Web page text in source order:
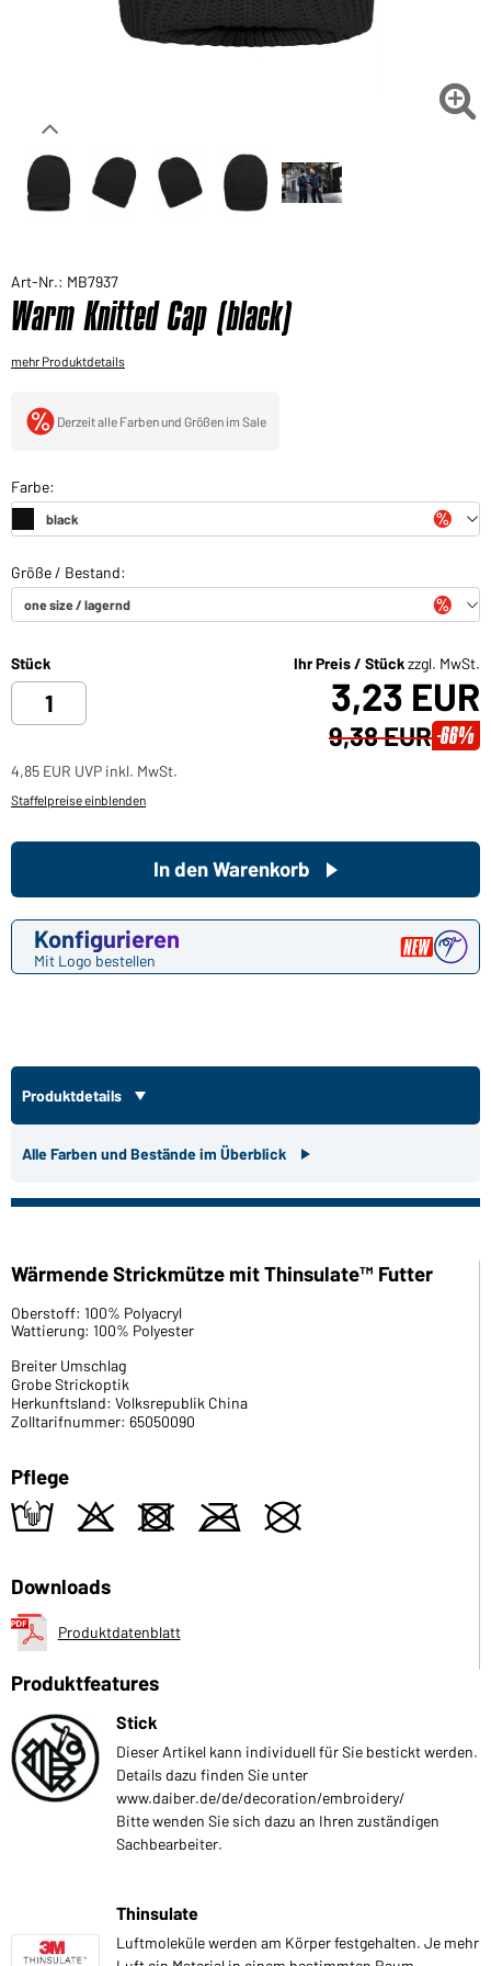
Sie möchten gerne für Ihren privaten Bedarf

Art-Nr.: MB7937
Warm Knitted Cap (black)
mehr Produktdetails
Derzeit alle Farben und Größen im Sale
Stück Ihr Preis / Stückzzgl. MwSt.
3,23 EUR
9,38 EUR -66%
4,85 EUR UVP inkl. MwSt.
Staffelpreise einblenden
Konfigurieren
Mit Logo bestellen
In den Warenkorb
Produktdetails
Alle Farben und Bestände im Überblick
Wärmende Strickmütze mit Thinsulate™ Futter
Oberstoff: 100% Polyacryl
Wattierung: 100% Polyester
Breiter Umschlag
Grobe Strickoptik
Herkunftsland: Volksrepublik China
Zolltarifnummer: 65050090
Pflege
t o d m U
Downloads
Produktdatenblatt
Produktfeatures
Stick
Dieser Artikel kann individuell für Sie bestickt werden.
Details dazu finden Sie unter
www.daiber.de/de/decoration/embroidery/
Bitte wenden Sie sich dazu an Ihren zuständigen
Sachbearbeiter.
Thinsulate
Luftmoleküle werden am Körper festgehalten. Je mehr